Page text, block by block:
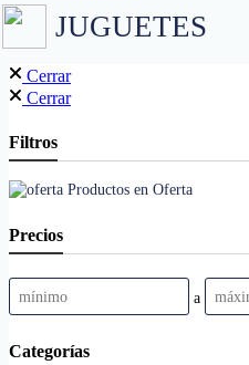
JUGUETES
Cerrar
Cerrar
Filtros
Productos en Oferta
Precios
a
Categorías